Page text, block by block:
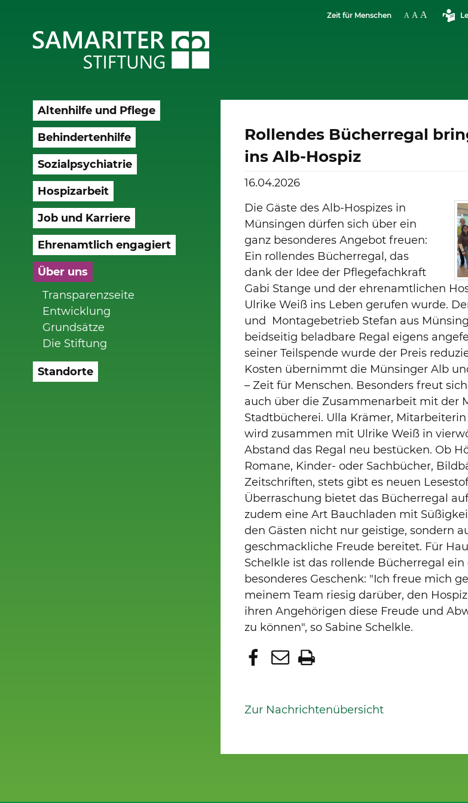
Altenhilfe und Pflege
Behindertenhilfe
Sozialpsychiatrie
Hospizarbeit
Job und Karriere
Ehrenamtlich engagiert
Über uns
Transparenzseite
Entwicklung
Grundsätze
Die Stiftung
Standorte
Zeit für Menschen
Rollendes Bücherregal
ins Alb-Hospiz
16.04.2026
Die Gäste des Alb-Hospizes in
Münsingen dürfen sich über ein
ganz besonderes Angebot freuen:
Ein rollendes Bücherregal, das
dank der Idee der Pflegefachkraft
Gabi Stange und der ehrenamtlichen
Ulrike Weiß ins Leben gerufen wurde.
und Montagebetrieb Stefan aus
beidseitig beladbare Regal eigens
seiner Teilspende wurde der Preis
Kosten übernimmt die Münsinger Alb
– Zeit für Menschen. Besonders freut
auch über die Zusammenarbeit mit der
Stadtbücherei. Ulla Krämer,
wird zusammen mit Ulrike Weiß in
Abstand das Regal neu bestücken. Ob
Romane, Kinder- oder Sachbücher,
Zeitschriften, stets gibt es neuen
Überraschung bietet das Bücherregal
zudem eine Art Bauchladen mit
den Gästen nicht nur geistige, sondern
geschmackliche Freude bereitet. Für
Schelkle ist das rollende Bücherregal ein
besonderes Geschenk: "Ich freue mich
meinem Team riesig darüber, den
ihren Angehörigen diese Freude und
zu können", so Sabine Schelkle.
Zur Nachrichtenübersicht